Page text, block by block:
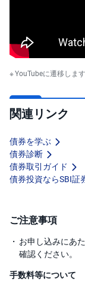
YouTubeに遷移します
関連リンク
債券を学ぶ
債券診断
債券取引ガイド
債券投資ならSBI証
ご注意事項
お申し込みにあ
確認ください。
手数料等について